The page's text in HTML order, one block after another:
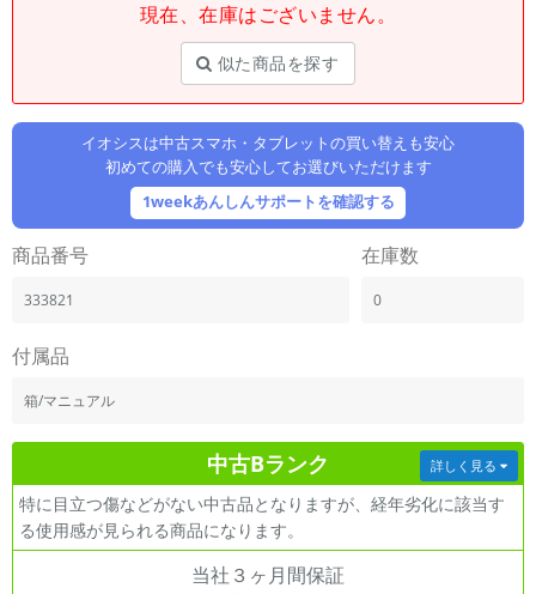
現在、在庫はございません。
似た商品を探す
イオシスは中古スマホ・タブレットの買い替えも安心
初めての購入でも安心してお選びいただけます
1weekあんしんサポートを確認する
商品番号
333821
在庫数
0
付属品
箱/マニュアル
中古Bランク
特に目立つ傷などがない中古品となりますが、経年劣化に該当す
る使用感が見られる商品になります。
詳しく見る
当社３ヶ月間保証
商品ジャンルの絞り込み
「スマートフォン」「タブレット」など
製造、販売メーカーの絞り込み
「Apple」「SONY」「SHARP」など
機能・特徴
ドライブの絞り込み
ランク
CPU
CPUの絞り込み